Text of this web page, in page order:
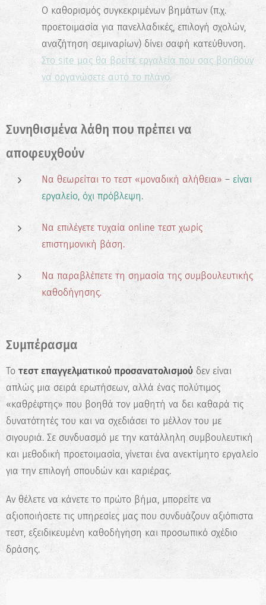
Ο καθορισμός συγκεκριμένων βημάτων (π.χ.
προετοιμασία για πανελλαδικές, επιλογή σχολών,
αναζήτηση σεμιναρίων) δίνει σαφή κατεύθυνση.
Στο site μας θα βρείτε εργαλεία που σας βοηθούν
να οργανώσετε αυτό το πλάνο.
Συνηθισμένα λάθη που πρέπει να
αποφευχθούν
Να θεωρείται το τεστ «μοναδική αλήθεια» – είναι
εργαλείο, όχι πρόβλεψη.
Να επιλέγετε τυχαία online τεστ χωρίς
επιστημονική βάση.
Να παραβλέπετε τη σημασία της συμβουλευτικής
καθοδήγησης.
Συμπέρασμα
Τοτεστ επαγγελματικού προσανατολισμού δεν είναι
απλώς μια σειρά ερωτήσεων, αλλά ένας πολύτιμος
«καθρέφτης» που βοηθά τον μαθητή να δει καθαρά τις
δυνατότητές του και να σχεδιάσει το μέλλον του με
σιγουριά. Σε συνδυασμό με την κατάλληλη συμβουλευτική
και μεθοδική προετοιμασία, γίνεται ένα ανεκτίμητο εργαλείο
για την επιλογή σπουδών και καριέρας.
Αν θέλετε να κάνετε το πρώτο βήμα, μπορείτε να
αξιοποιήσετε τις υπηρεσίες μας που συνδυάζουν αξιόπιστα
τεστ, εξειδικευμένη καθοδήγηση και προσωπικό σχέδιο
δράσης.